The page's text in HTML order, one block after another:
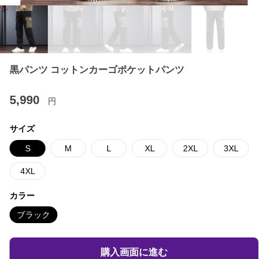
黒パンツ コットンカーゴポケットパンツ
5,990 円
サイズ
S M L XL 2XL 3XL
4XL
カラー
ブラック
購入画面に進む